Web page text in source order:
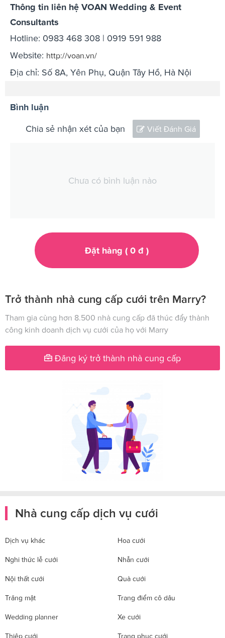
Thông tin liên hệ VOAN Wedding & Event
Consultants
Hotline: 0983 468 308 | 0919 591 988
Website: http://voan.vn/
Địa chỉ: Số 8A, Yên Phụ, Quận Tây Hồ, Hà Nội
Bình luận
Chia sẻ nhận xét của bạn Viết Đánh Giá
Chưa có bình luận nào
Đặt hàng ( 0đ )
Trở thành nhà cung cấp cưới trên Marry?
Tham gia cùng hơn 8.500 nhà cung cấp đã thúc đẩy thành
công kinh doanh dịch vụ cưới của họ với Marry
Đăng ký trở thành nhà cung cấp
Nhà cung cấp dịch vụ cưới
Dịch vụ khác Hoa cưới
Nghi thức lễ cưới Nhẫn cưới
Nội thất cưới Quà cưới
Trăng mật Trang điểm cô dâu
Wedding planner Xe cưới
Thiệp cưới Trang phục cưới